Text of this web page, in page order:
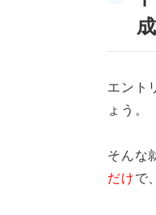
エント
ょう。
そんな
だけで